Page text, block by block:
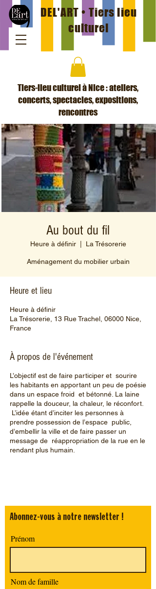
DEL'ART • Tiers lieu
culturel
Tiers-lieu culturel à Nice : ateliers,
concerts, spectacles, expositions,
rencontres
Au bout du fil
Heure à définir
  |
La Trésorerie
Aménagement du mobilier urbain
Heure et lieu
Heure à définir
La Trésorerie, 13 Rue Trachel, 06000 Nice,
France
À propos de l'événement
L’objectif est de faire participer et sourire
les habitants en apportant un peu de poésie
dans un espace froid et bétonné. La laine
rappelle la douceur, la chaleur, le réconfort.
L’idée étant d’inciter les personnes à
prendre possession de l’espace public,
d’embellir la ville et de faire passer un
message de réappropriation de la rue en le
rendant plus humain.
Abonnez-vous à notre newsletter !
Prénom
Nom de famille